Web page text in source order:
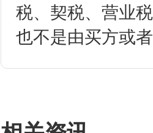
税、契税、营业
也不是由买方或